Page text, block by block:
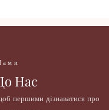
Нас
першими дізнаватися про